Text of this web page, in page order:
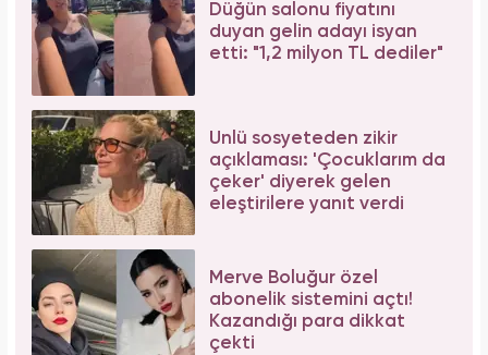
Düğün salonu fiyatını
duyan gelin adayı isyan
etti: "1,2 milyon TL dediler"
Ünlü sosyeteden zikir
açıklaması: 'Çocuklarım da
çeker' diyerek gelen
eleştirilere yanıt verdi
Merve Boluğur özel
abonelik sistemini açtı!
Kazandığı para dikkat
çekti